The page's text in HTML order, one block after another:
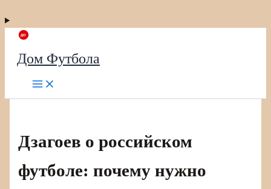
Дом Футбола
Дзагоев о российском
футболе: почему нужно